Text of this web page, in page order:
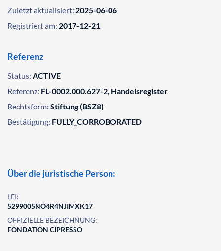
Zuletzt aktualisiert: 2025-06-06
Registriert am: 2017-12-21
Referenz
Status: ACTIVE
Referenz: FL-0002.000.627-2, Handelsregister
Rechtsform: Stiftung (BSZ8)
Bestätigung: FULLY_CORROBORATED
Über die juristische Person:
LEI:
5299005NO4R4NJIMXK17
OFFIZIELLE BEZEICHNUNG:
FONDATION CIPRESSO